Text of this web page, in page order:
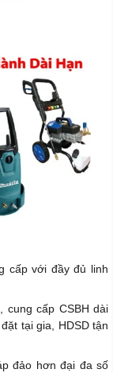
cấp với đầy đủ linh
cung cấp CSBH dài
tại gia, HDSD tận
đảo hơn đại đa số